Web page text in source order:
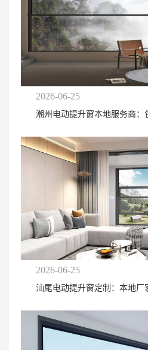
2026-06-25
潮州电动提升窗本地服务商：
2026-06-25
汕尾电动提升窗定制：本地厂